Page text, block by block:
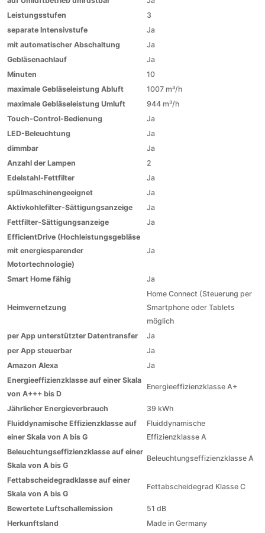
Leistungsstufen
3
separate Intensivstufe
Ja
mit automatischer Abschaltung
Ja
Gebläsenachlauf
Ja
Minuten
10
maximale Gebläseleistung Abluft
1007 m³/h
maximale Gebläseleistung Umluft
944 m³/h
Touch-Control-Bedienung
Ja
LED-Beleuchtung
Ja
dimmbar
Ja
Anzahl der Lampen
2
Edelstahl-Fettfilter
Ja
spülmaschinengeeignet
Ja
Aktivkohlefilter-Sättigungsanzeige
Ja
Fettfilter-Sättigungsanzeige
Ja
EfficientDrive (Hochleistungsgebläse
mit energiesparender
Motortechnologie)
Ja
Smart Home fähig Ja
Heimvernetzung
Home Connect (Steuerung per
Smartphone oder Tablets
möglich
per App unterstützter Datentransfer
Ja
per App steuerbar
Ja
Amazon Alexa
Ja
Energieeffizienzklasse auf einer Skala
von A+++ bis D
Energieeffizienzklasse A+
Jährlicher Energieverbrauch
39 kWh
Fluiddynamische Effizienzklasse auf
einer Skala von A bis G
Fluiddynamische
Effizienzklasse A
Beleuchtungseffizienzklasse auf einer
Skala von A bis G
Beleuchtungseffizienzklasse A
Fettabscheidegradklasse auf einer
Skala von A bis G
Fettabscheidegrad Klasse C
Bewertete Luftschallemission
51 dB
Herkunftsland
Made in Germany